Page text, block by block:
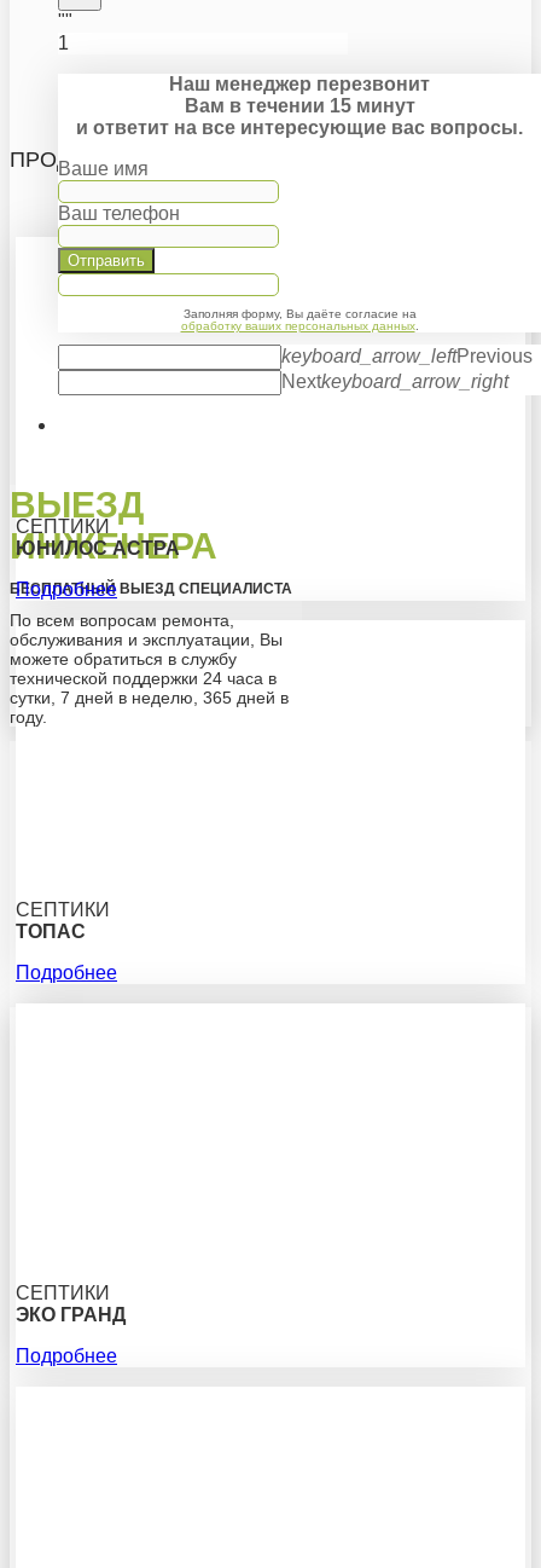
""
1
Наш менеджер перезвонит
Вам в течении 15 минут
и ответит на все интересующие вас вопросы.
Ваше имя
Ваш телефон
Отправить
Заполняя форму, Вы даёте согласие на
обработку ваших персональных данных.
keyboard_arrow_leftPrevious
Nextkeyboard_arrow_right
ВЫЕЗД
ИНЖЕНЕРА
БЕСПЛАТНЫЙ ВЫЕЗД СПЕЦИАЛИСТА
По всем вопросам ремонта,
обслуживания и эксплуатации, Вы
можете обратиться в службу
технической поддержки 24 часа в
сутки, 7 дней в неделю, 365 дней в
году.
ПРОДУКЦИЯ
СЕПТИКИ
ЮНИЛОС АСТРА
Подробнее
СЕПТИКИ
ТОПАС
Подробнее
СЕПТИКИ
ЭКО ГРАНД
Подробнее